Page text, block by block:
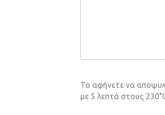
Το αφήνετε να
με 5 λεπτά στους 230°C